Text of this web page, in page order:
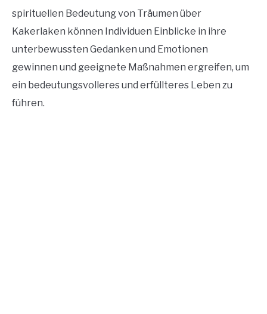
spirituellen Bedeutung von Träumen über
Kakerlaken können Individuen Einblicke in ihre
unterbewussten Gedanken und Emotionen
gewinnen und geeignete Maßnahmen ergreifen, um
ein bedeutungsvolleres und erfüllteres Leben zu
führen.